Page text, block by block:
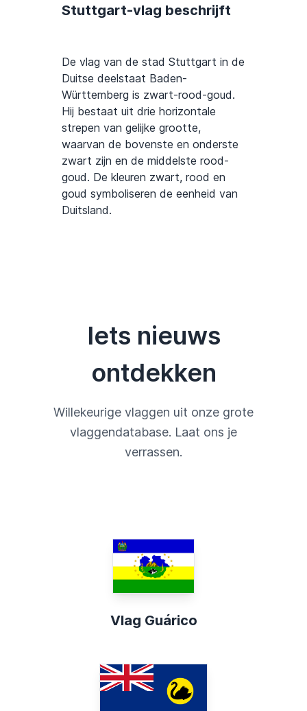
Stuttgart-vlag beschrijft
De vlag van de stad Stuttgart in de
Duitse deelstaat Baden-
Württemberg is zwart-rood-goud.
Hij bestaat uit drie horizontale
strepen van gelijke grootte,
waarvan de bovenste en onderste
zwart zijn en de middelste rood-
goud. De kleuren zwart, rood en
goud symboliseren de eenheid van
Duitsland.
Iets nieuws
ontdekken
Willekeurige vlaggen uit onze grote
vlaggendatabase. Laat ons je
verrassen.
Vlag Guárico